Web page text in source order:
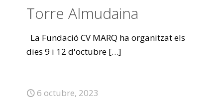
Torre Almudaina
La Fundació CV MARQ ha organitzat els
dies 9 i 12 d'octubre […]
6 octubre, 2023